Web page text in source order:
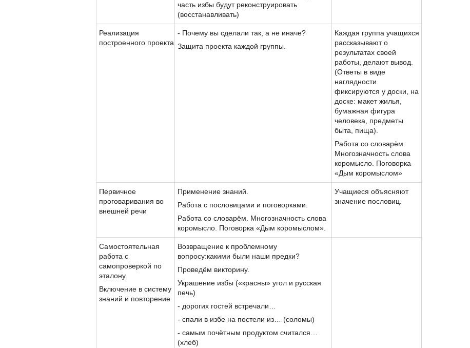
часть избы будут реконструировать
(восстанавливать)
Реализация
построенного проекта
- Почему вы сделали так, а не иначе?
Защита проекта каждой группы.
Каждая группа учащихся
рассказывают о
результатах своей
работы, делают вывод.
(Ответы в виде
наглядности
фиксируются у доски, на
доске: макет жилья,
бумажная фигура
человека, предметы
быта, пища).
Работа со словарём.
Многозначность слова
коромысло. Поговорка
«Дым коромыслом»
Первичное
проговаривания во
внешней речи
Применение знаний.
Работа с пословицами и поговорками.
Работа со словарём. Многозначность слова
коромысло. Поговорка «Дым коромыслом».
Учащиеся объясняют
значение пословиц.
Самостоятельная
работа с
самопроверкой по
эталону.
Включение в систему
знаний и повторение
Возвращение к проблемному
вопросу:какими были наши предки?
Проведём викторину.
Украшение избы («красны» угол и русская
печь)
- дорогих гостей встречали…
- спали в избе на постели из… (соломы)
- самым почётным продуктом считался…
(хлеб)